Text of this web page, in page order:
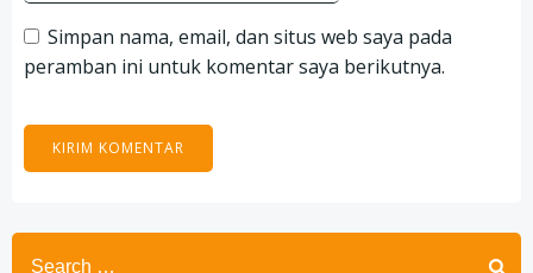
Simpan nama, email, dan situs web saya pada
peramban ini untuk komentar saya berikutnya.
Search